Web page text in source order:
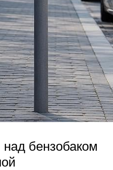
бензобаком